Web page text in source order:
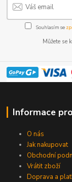
Souhlasím se
Můžete
Informace
O nás
Jak nakupovat
Obchodní
Vrátit zboží
Doprava a